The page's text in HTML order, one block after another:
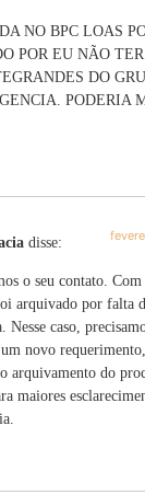
NO BPC LOAS
POR EU NÃO
DO
PODERIA
disse:
o seu contato. Com
arquivado por falta
caso,
novo
arquivamento do
maiores